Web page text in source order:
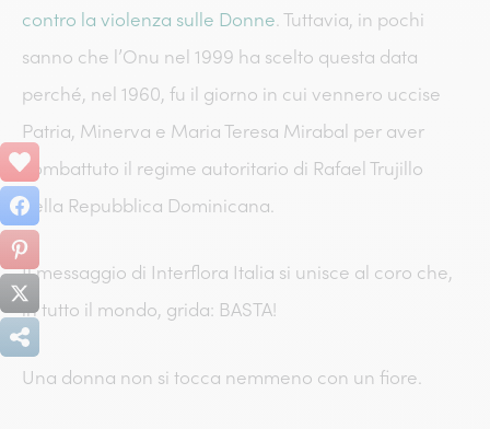
contro la violenza sulle Donne. Tuttavia, in pochi
sanno che l’Onu nel 1999 ha scelto questa data
perché, nel 1960, fu il giorno in cui vennero uccise
Patria, Minerva e Maria Teresa Mirabal per aver
combattuto il regime autoritario di Rafael Trujillo
nella Repubblica Dominicana.
Il messaggio di Interflora Italia si unisce al coro che,
in tutto il mondo, grida: BASTA!
Una donna non si tocca nemmeno con un fiore.